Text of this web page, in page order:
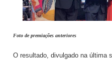
Foto de premiações anteriores
O resultado, divulgado na última